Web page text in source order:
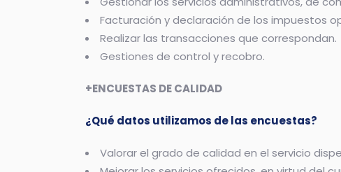
Facturación y declaración de los impuestos
Realizar las transacciones que correspondan.
Gestiones de control y recobro.
+ENCUESTAS DE CALIDAD
¿Qué datos utilizamos de las encuestas?
Valorar el grado de calidad en el servicio